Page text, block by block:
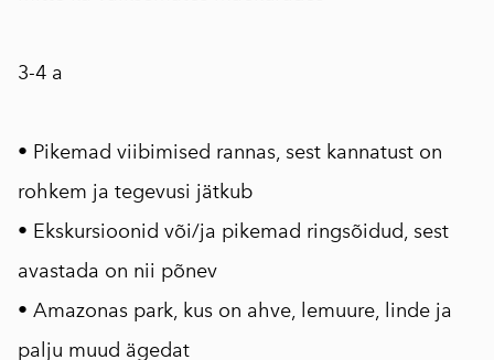
3-4 a
• Pikemad viibimised rannas, sest kannatust on
rohkem ja tegevusi jätkub
• Ekskursioonid või/ja pikemad ringsõidud, sest
avastada on nii põnev
• Amazonas park, kus on ahve, lemuure, linde ja
palju muud ägedat